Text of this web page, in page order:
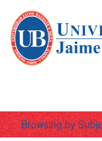
Browsing by